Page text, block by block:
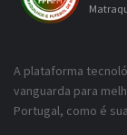
A plataforma
vanguarda para
Portugal, como é